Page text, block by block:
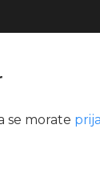
se morate